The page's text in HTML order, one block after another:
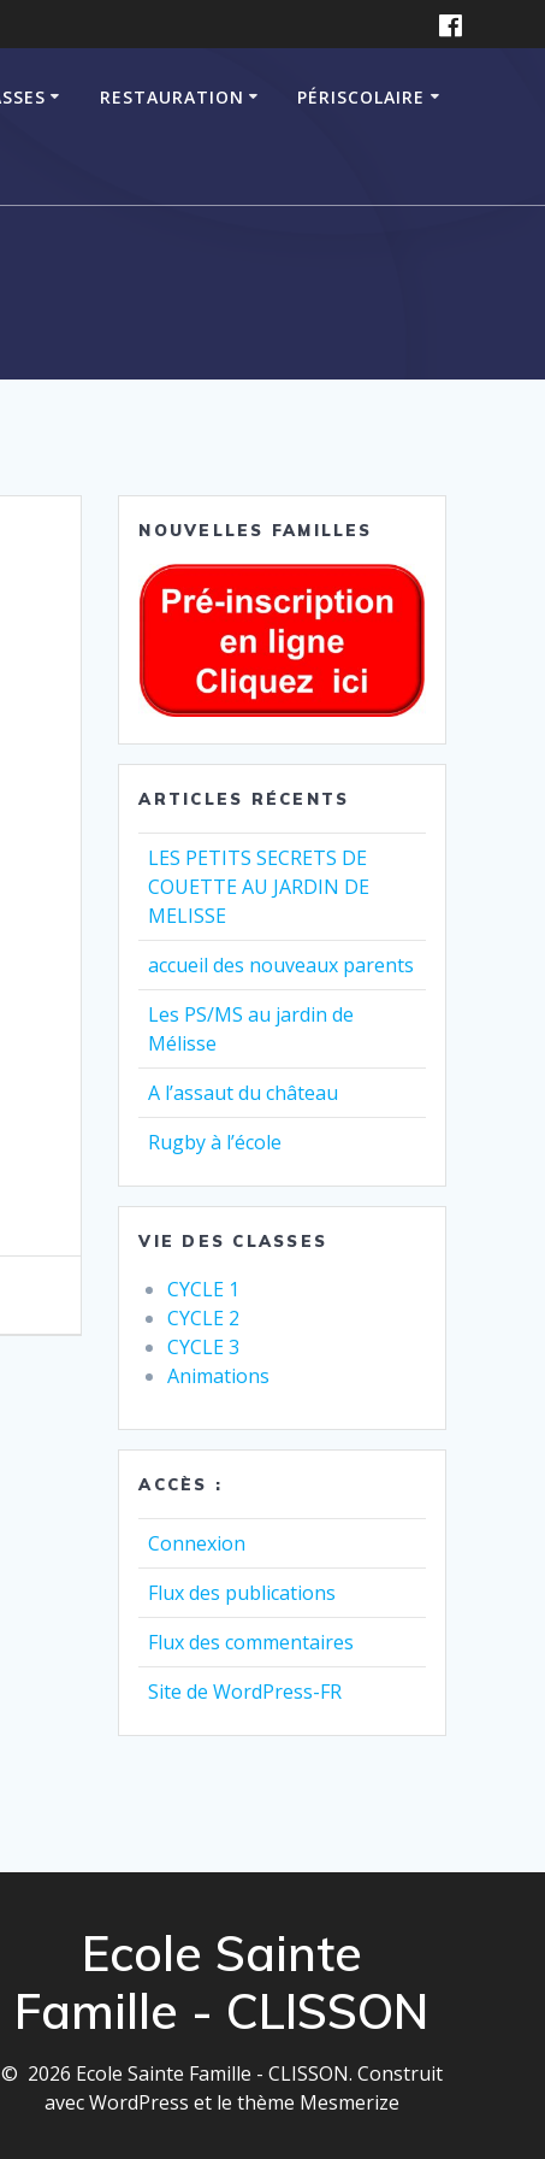
RESTAURATION PÉRISCOLAIRE
NOUVELLES FAMILLES
ARTICLES RÉCENTS
LES PETITS SECRETS DE
COUETTE AU JARDIN DE
MELISSE
accueil des nouveaux parents
Les PS/MS au jardin de
Mélisse
A l’assaut du château
Rugby à l’école
VIE DES CLASSES
CYCLE 1
CYCLE 2
CYCLE 3
Animations
ACCÈS :
Connexion
Flux des publications
Flux des commentaires
Site de WordPress-FR
Ecole Sainte
Famille - CLISSON
© 2026 Ecole Sainte Famille - CLISSON. Construit
avec WordPress et le thème Mesmerize